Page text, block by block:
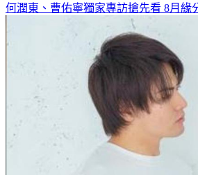
何潤東、曹佑寧獨家專訪搶先看 8月緣